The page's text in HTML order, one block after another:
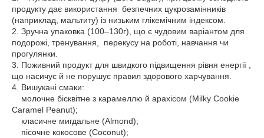
продукту дає використання безпечних цукрозамінників
(наприклад, мальтиту) із низьким глікемічним індексом.
2. Зручна упаковка (100–130г), що є чудовим варіантом для
подорожі, тренування, перекусу на роботі, навчання чи
прогулянки.
3. Поживний продукт для швидкого підвищення рівня енергії ,
що насичує й не порушує правил здорового харчування.
4. Вишукані смаки:
молочне бісквітне з карамеллю й арахісом (Milky Cookie
Caramel Peanut);
класичне мигдальне (Almond);
пісочне кокосове (Coconut);